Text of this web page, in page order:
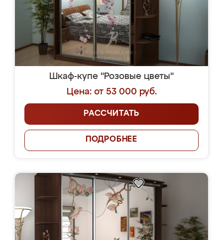
Шкаф-купе "Розовые цветы"
Цена: от 53 000 руб.
РАССЧИТАТЬ
ПОДРОБНЕЕ